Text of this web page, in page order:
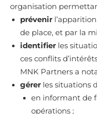
organisation
prévenir
de place, et par la
identifier les
ces conflits
MNK Partners a
gérer les situations
en informant de
opérations ;